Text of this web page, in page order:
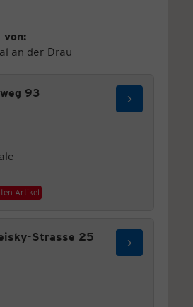
von:
an der Drau
93
Artikel
Strasse 25